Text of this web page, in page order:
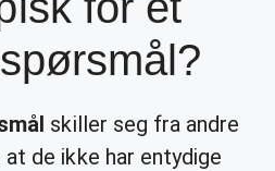
skiller seg fra andre
at de ikke har entydige